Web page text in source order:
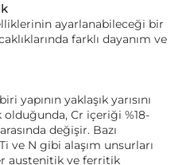
ayarlanabileceği bir
farklı dayanım ve
yaklaşık yarısını
Cr içeriği %18-
değişir. Bazı
ve N gibi alaşım unsurları
austenitik ve ferritik